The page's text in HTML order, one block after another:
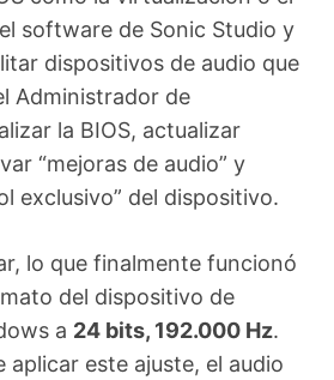
software de Sonic Studio y
dispositivos de audio que
Administrador de
la BIOS, actualizar
“mejoras de audio” y
exclusivo” del dispositivo.
lo que finalmente funcionó
del dispositivo de
a 24 bits, 192.000 Hz.
aplicar este ajuste, el audio